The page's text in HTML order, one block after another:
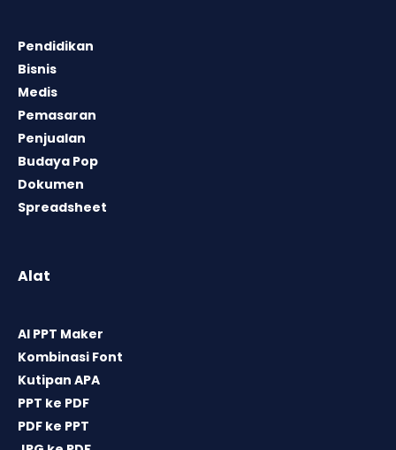
Pendidikan
Bisnis
Medis
Pemasaran
Penjualan
Budaya Pop
Dokumen
Spreadsheet
Alat
AI PPT Maker
Kombinasi Font
Kutipan APA
PPT ke PDF
PDF ke PPT